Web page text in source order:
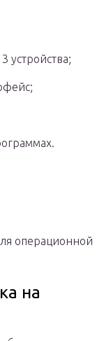
устройства;
операционной
на